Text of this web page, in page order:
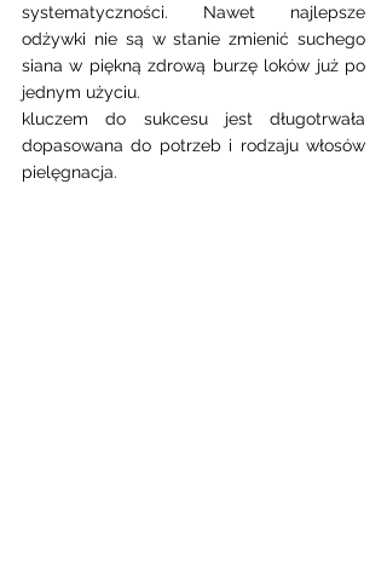
systematyczności. Nawet najlepsze
odżywki nie są w stanie zmienić suchego
siana w piękną zdrową burzę loków już po
jednym użyciu.
kluczem do sukcesu jest długotrwała
dopasowana do potrzeb i rodzaju włosów
pielęgnacja.